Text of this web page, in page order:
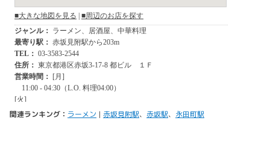
関連ランキング： ラーメン | 赤坂見附駅、 赤坂駅、 永田町駅